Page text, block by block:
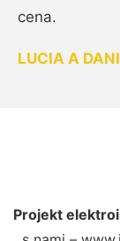
cena.
LUCIA A
Projekt